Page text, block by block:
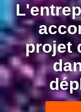
projet